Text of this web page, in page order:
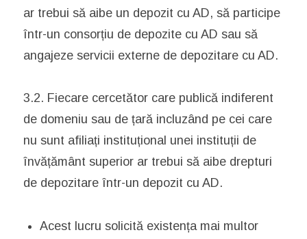
ar trebui să aibe un depozit cu AD, să participe
într-un consorțiu de depozite cu AD sau să
angajeze servicii externe de depozitare cu AD.
3.2. Fiecare cercetător care publică indiferent
de domeniu sau de țară incluzând pe cei care
nu sunt afiliați instituțional unei instituții de
învățământ superior ar trebui să aibe drepturi
de depozitare într-un depozit cu AD.
Acest lucru solicită existența mai multor